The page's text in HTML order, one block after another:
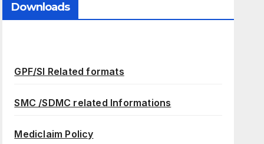
Downloads
GPF/SI Related formats
SMC /SDMC related Informations
Mediclaim Policy